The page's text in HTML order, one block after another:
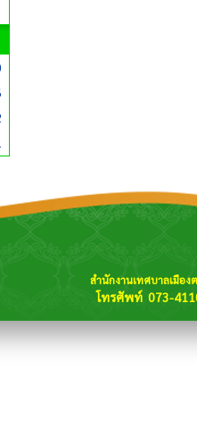
สำนักงานเทศบาลเมือ
โทรศัพท์ 073-